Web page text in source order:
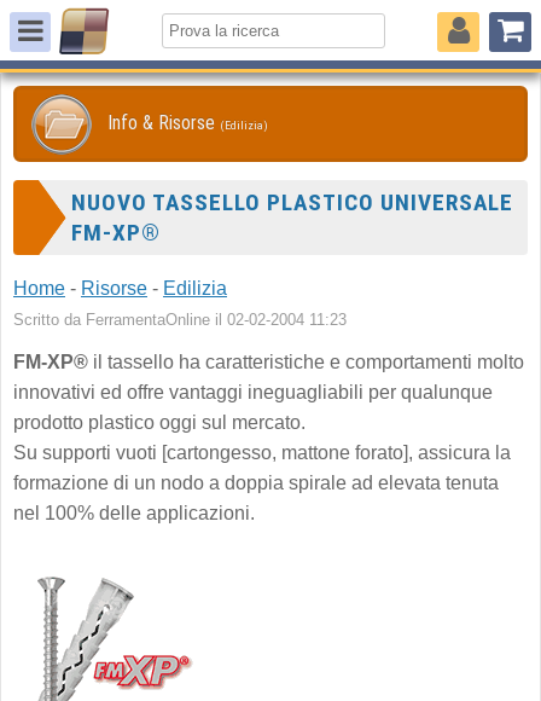
Info & Risorse (Edilizia)
NUOVO TASSELLO PLASTICO UNIVERSALE
FM-XP®
Home - Risorse - Edilizia
Scritto da FerramentaOnline il 02-02-2004 11:23
FM-XP® il tassello ha caratteristiche e comportamenti molto
innovativi ed offre vantaggi ineguagliabili per qualunque
prodotto plastico oggi sul mercato.
Su supporti vuoti [cartongesso, mattone forato], assicura la
formazione di un nodo a doppia spirale ad elevata tenuta
nel 100% delle applicazioni.